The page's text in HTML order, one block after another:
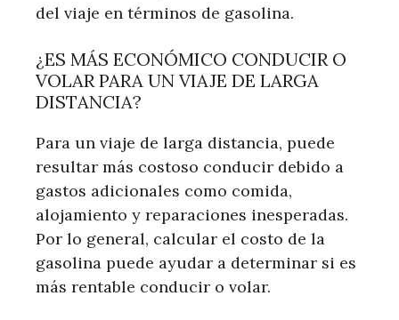
del viaje en términos de gasolina.
¿ES MÁS ECONÓMICO CONDUCIR O
VOLAR PARA UN VIAJE DE LARGA
DISTANCIA?
Para un viaje de larga distancia, puede
resultar más costoso conducir debido a
gastos adicionales como comida,
alojamiento y reparaciones inesperadas.
Por lo general, calcular el costo de la
gasolina puede ayudar a determinar si es
más rentable conducir o volar.